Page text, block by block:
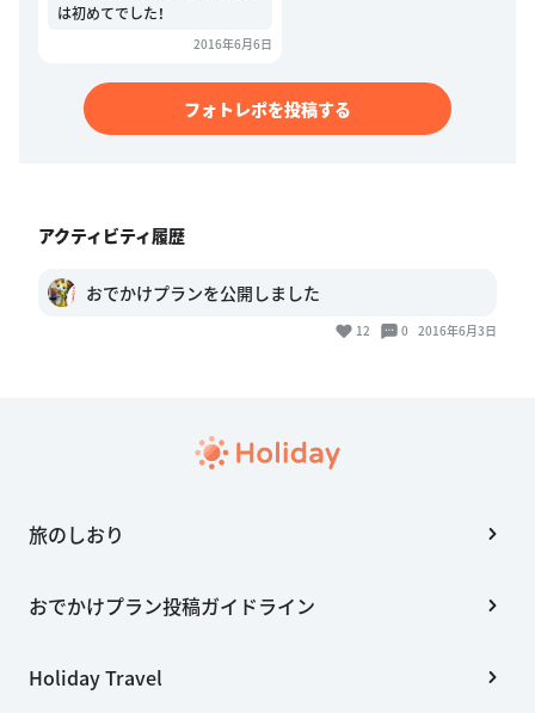
は初めてでした！
2016年6月6日
フォトレポを投稿する
アクティビティ履歴
おでかけプランを公開しました
12 0 2016年6月3日
旅のしおり
おでかけプラン投稿ガイドライン
Holiday Travel